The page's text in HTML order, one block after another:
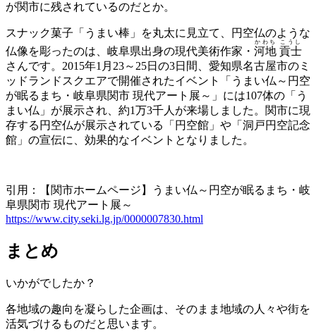
が関市に残されているのだとか。
スナック菓子「うまい棒」を丸太に見立て、円空仏のような
仏像を彫ったのは、岐阜県出身の現代美術作家・ 河地 貢士
かわち こうし
さんです。2015年1月23～25日の3日間、愛知県名古屋市のミ
ッドランドスクエアで開催されたイベント「うまい仏～円空
が眠るまち・岐阜県関市 現代アート展～」には107体の「う
まい仏」が展示され、約1万3千人が来場しました。関市に現
存する円空仏が展示されている「円空館」や「洞戸円空記念
館」の宣伝に、効果的なイベントとなりました。
引用：【関市ホームページ】うまい仏～円空が眠るまち・岐
阜県関市 現代アート展～
https://www.city.seki.lg.jp/0000007830.html
まとめ
いかがでしたか？
各地域の趣向を凝らした企画は、そのまま地域の人々や街を
活気づけるものだと思います。